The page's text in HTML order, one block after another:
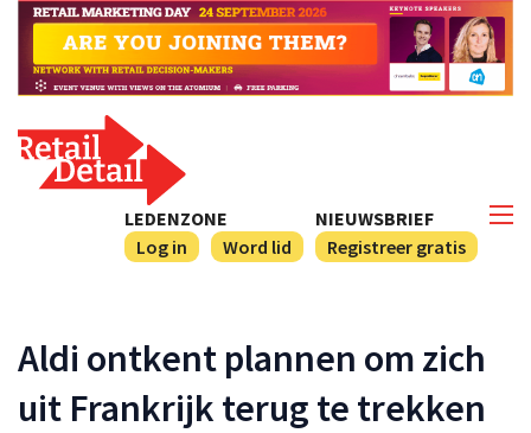
NIEUWSBRIEF
Registreer gratis
LEDENZONE
Log in
Word lid
Aldi ontkent plannen om zich
uit Frankrijk terug te trekken